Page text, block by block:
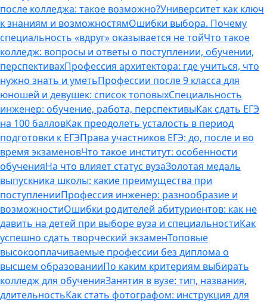
после колледжа: такое возможно?Университет как ключ
к знаниям и возможностямОшибки выбора. Почему
специальность «вдруг» оказывается не тойЧто такое
колледж: вопросы и ответы о поступлении, обучении,
перспективахПрофессия архитектора: где учиться, что
нужно знать и уметьПрофессии после 9 класса для
юношей и девушек: список топовыхСпециальность
инженер: обучение, работа, перспективыКак сдать ЕГЭ
на 100 балловКак преодолеть усталость в период
подготовки к ЕГЭПрава участников ЕГЭ: до, после и во
время экзаменовЧто такое институт: особенности
обученияНа что влияет статус вузаЗолотая медаль
выпускника школы: какие преимущества при
поступленииПрофессия инженер: разнообразие и
возможностиОшибки родителей абитуриентов: как не
давить на детей при выборе вуза и специальностиКак
успешно сдать творческий экзаменТоповые
высокооплачиваемые профессии без диплома о
высшем образованииПо каким критериям выбирать
колледж для обученияЗанятия в вузе: тип, названия,
длительностьКак стать фотографом: инструкция для